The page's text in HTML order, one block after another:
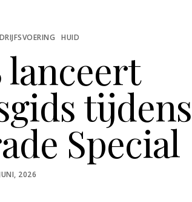
HUID
lanceert
Special
2026